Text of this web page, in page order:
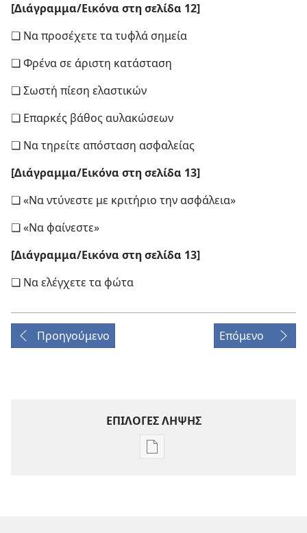
[Διάγραμμα/​Εικόνα στη σελίδα 12]
❏ Να προσέχετε τα τυφλά σημεία
❏ Φρένα σε άριστη κατάσταση
❏ Σωστή πίεση ελαστικών
❏ Επαρκές βάθος αυλακώσεων
❏ Να τηρείτε απόσταση ασφαλείας
[Διάγραμμα/​Εικόνα στη σελίδα 13]
❏ «Να ντύνεστε με κριτήριο την ασφάλεια»
❏ «Να φαίνεστε»
[Διάγραμμα/​Εικόνα στη σελίδα 13]
❏ Να ελέγχετε τα φώτα
Προηγούμενο Επόμενο
ΕΠΙΛΟΓΕΣ ΛΗΨΗΣ
Επιλογές